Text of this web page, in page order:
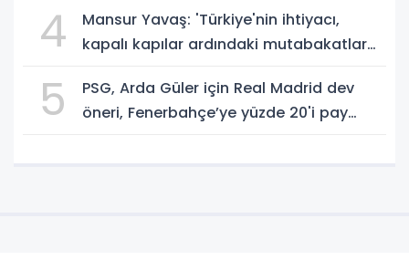
4
Mansur Yavaş: 'Türkiye'nin ihtiyacı,
kapalı kapılar ardındaki mutabakatlar
5
PSG, Arda Güler için Real Madrid dev
öneri, Fenerbahçe’ye yüzde 20'i pay